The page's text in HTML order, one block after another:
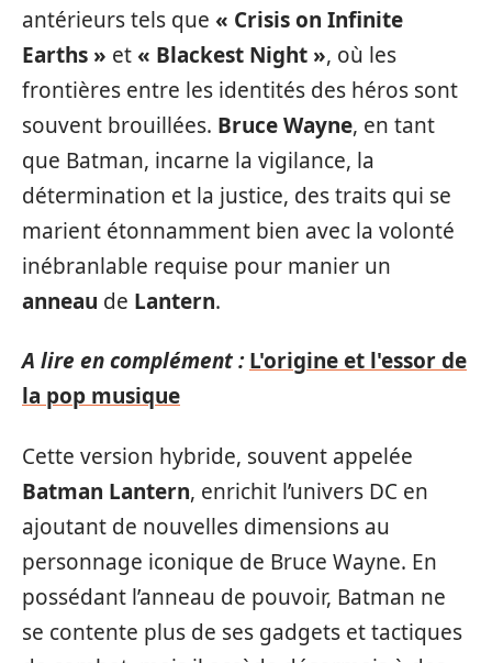
antérieurs tels que « Crisis on Infinite
Earths » et « Blackest Night », où les
frontières entre les identités des héros sont
souvent brouillées. Bruce Wayne, en tant
que Batman, incarne la vigilance, la
détermination et la justice, des traits qui se
marient étonnamment bien avec la volonté
inébranlable requise pour manier un
anneau de Lantern.
A lire en complément : L'origine et l'essor de
la pop musique
Cette version hybride, souvent appelée
Batman Lantern, enrichit l’univers DC en
ajoutant de nouvelles dimensions au
personnage iconique de Bruce Wayne. En
possédant l’anneau de pouvoir, Batman ne
se contente plus de ses gadgets et tactiques